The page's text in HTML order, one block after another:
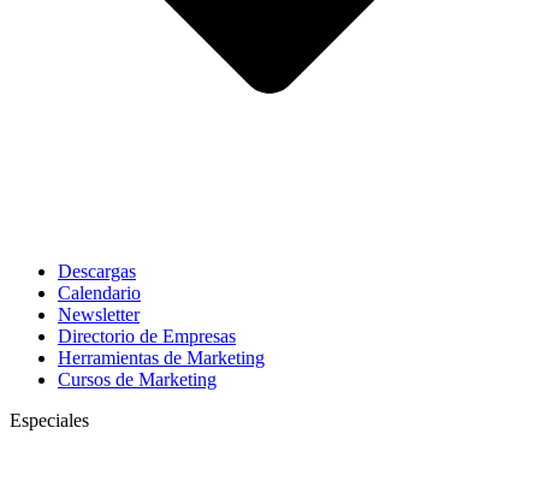
Descargas
Calendario
Newsletter
Directorio de Empresas
Herramientas de Marketing
Cursos de Marketing
Especiales